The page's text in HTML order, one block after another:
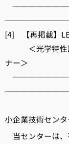
[4] 【再掲載】
＜光学特性評
ナー＞
京
小企業技術センタ
当センターは、